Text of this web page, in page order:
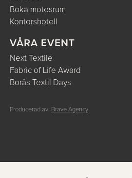
Boka mötesrum
Kontorshotell
VÅRA EVENT
Next Textile
Fabric of Life Award
Borås Textil Days
Producerad av: Brave Agency